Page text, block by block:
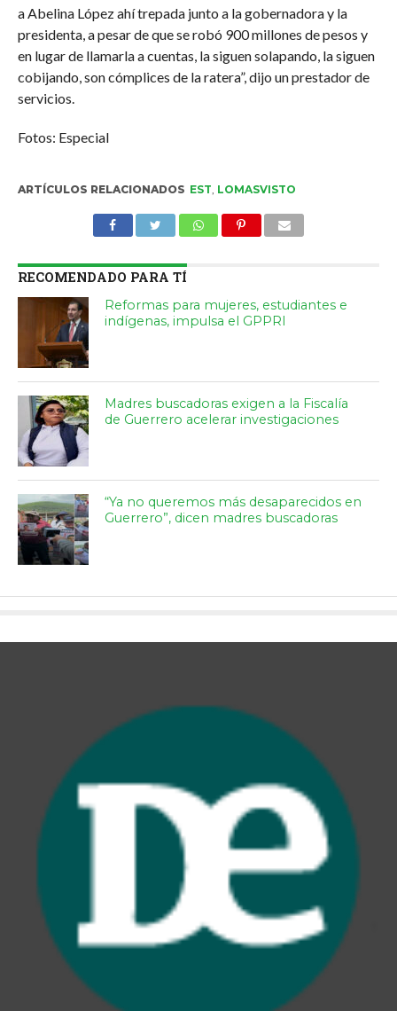
a Abelina López ahí trepada junto a la gobernadora y la
presidenta, a pesar de que se robó 900 millones de pesos y
en lugar de llamarla a cuentas, la siguen solapando, la siguen
cobijando, son cómplices de la ratera”, dijo un prestador de
servicios.
Fotos: Especial
ARTÍCULOS RELACIONADOS EST LOMASVISTO
RECOMENDADO PARA TÍ
Reformas para mujeres, estudiantes e
indígenas, impulsa el GPPRI
Madres buscadoras exigen a la Fiscalía
de Guerrero acelerar investigaciones
“Ya no queremos más desaparecidos en
Guerrero”, dicen madres buscadoras